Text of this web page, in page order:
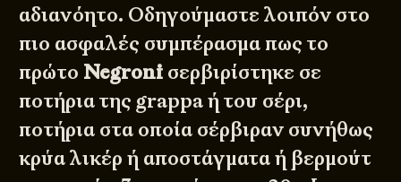
αδιανόητο. Οδηγούμαστε λοιπόν στο
πιο ασφαλές συμπέρασμα πως το
πρώτο Negroni σερβιρίστηκε σε
ποτήρια της grappa ή του σέρι,
ποτήρια στα οποία σέρβιραν συνήθως
κρύα λικέρ ή αποστάγματα ή βερμούτ